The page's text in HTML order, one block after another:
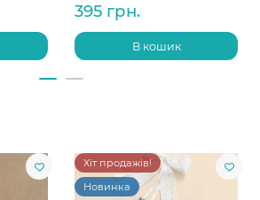
395 грн.
В кошик
Хіт продажів!
Новинка